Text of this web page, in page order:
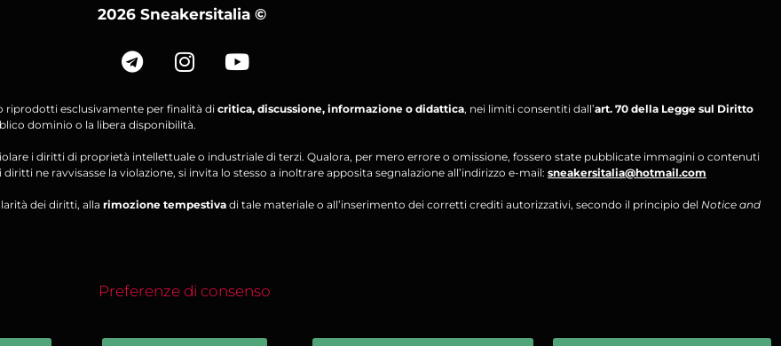
2026 Sneakersitalia©
riprodotti esclusivamente per finalità di critica, discussione, informazione o didattica, nei limiti consentiti dall’art. 70 della Legge sul Diritto
dominio o la libera disponibilità.
i diritti di proprietà intellettuale o industriale di terzi. Qualora, per mero errore o omissione, fossero state pubblicate immagini o contenuti
ne ravvisasse la violazione, si invita lo stesso a inoltrare apposita segnalazione all’indirizzo e-mail: sneakersitalia@hotmail.com
dei diritti, alla rimozione tempestiva di tale materiale o all’inserimento dei corretti crediti autorizzativi, secondo il principio del Notice and
Preferenze di consenso